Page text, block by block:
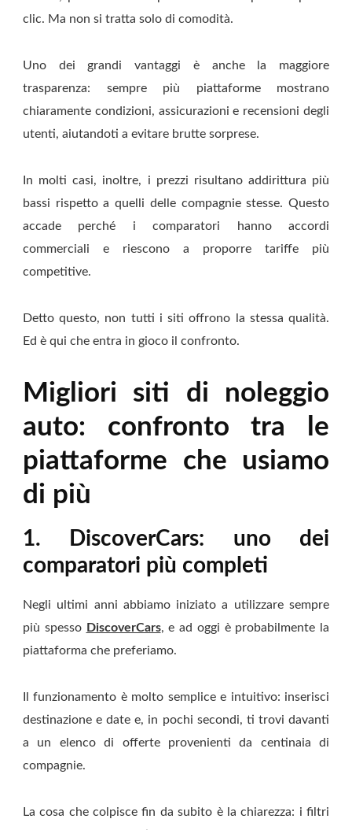
clic. Ma non si tratta solo di comodità.
Uno dei grandi vantaggi è anche la maggiore
trasparenza: sempre più piattaforme mostrano
chiaramente condizioni, assicurazioni e recensioni degli
utenti, aiutandoti a evitare brutte sorprese.
In molti casi, inoltre, i prezzi risultano addirittura più
bassi rispetto a quelli delle compagnie stesse. Questo
accade perché i comparatori hanno accordi
commerciali e riescono a proporre tariffe più
competitive.
Detto questo, non tutti i siti offrono la stessa qualità.
Ed è qui che entra in gioco il confronto.
Migliori siti di noleggio
auto: confronto tra le
piattaforme che usiamo
di più
1. DiscoverCars: uno dei
comparatori più completi
Negli ultimi anni abbiamo iniziato a utilizzare sempre
più spesso DiscoverCars, e ad oggi è probabilmente la
piattaforma che preferiamo.
Il funzionamento è molto semplice e intuitivo: inserisci
destinazione e date e, in pochi secondi, ti trovi davanti
a un elenco di offerte provenienti da centinaia di
compagnie.
La cosa che colpisce fin da subito è la chiarezza: i filtri